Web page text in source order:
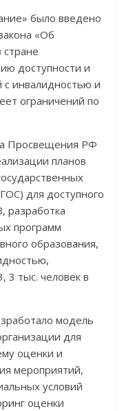
было введено
«Об
стране
доступности и
с инвалидностью и
ограничений по
Просвещения РФ
планов
для доступного
разработка
программ
образования,
3 тыс. человек в
модель
для
оценки и
мероприятий,
условий
оценки